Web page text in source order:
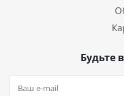
Будьте